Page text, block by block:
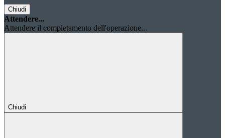
Chiudi
Attendere...
Attendere il completamento dell'operazione...
Chiudi